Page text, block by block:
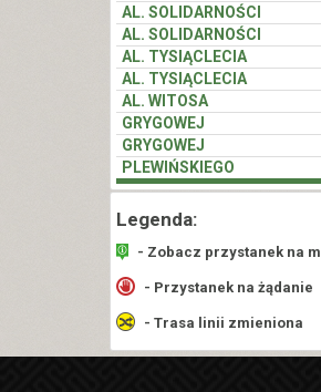
AL. SOLIDARNOŚCI
AL. SOLIDARNOŚCI
AL. TYSIĄCLECIA
AL. TYSIĄCLECIA
AL. WITOSA
GRYGOWEJ
GRYGOWEJ
PLEWIŃSKIEGO
Legenda:
- Zobacz przystanek na
- Przystanek na żądanie
- Trasa linii zmieniona